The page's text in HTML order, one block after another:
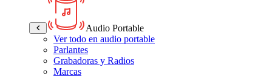
Audio Portable
Ver todo en audio portable
Parlantes
Grabadoras y Radios
Marcas